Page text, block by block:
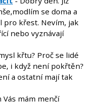
se doma a
pro křest. Nevím, jak
nebo vyznávají
křtu? Proč se lidé
i když není pokřtěn?
a ostatní mají tak
Vás mám menčí